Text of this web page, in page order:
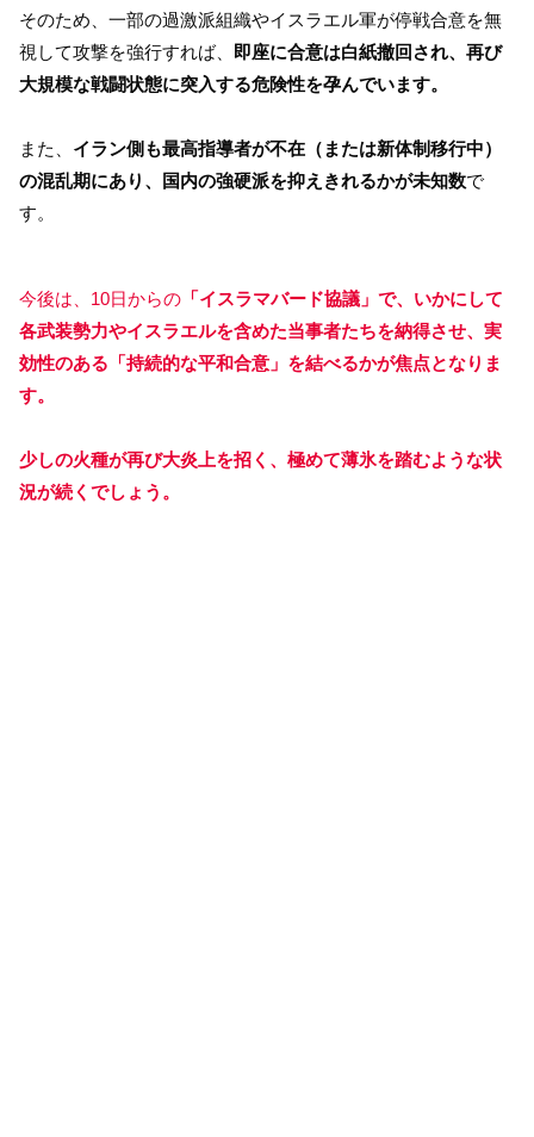
そのため、一部の過激派組織やイスラエル軍が停戦合意を無
視して攻撃を強行すれば、
即座に合意は白紙撤回され、再び
大規模な戦闘状態に突入する危険性を孕んでいます。
また、 イラン側も最高指導者が不在（または新体制移行中）
の混乱期にあり、国内の強硬派を抑えきれるかが未知数で
す。
今後は、10日からの 「イスラマバード協議」で、いかにして
各武装勢力やイスラエルを含めた当事者たちを納得させ、実
効性のある「持続的な平和合意」を結べるかが焦点となりま
す。
少しの火種が再び大炎上を招く、極めて薄氷を踏むような状
況が続くでしょう。